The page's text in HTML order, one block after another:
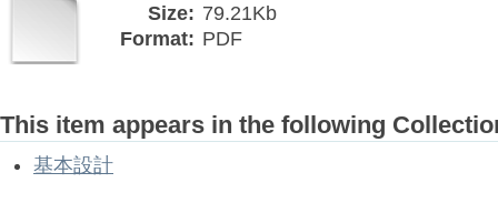
Size: 79.21Kb
Format: PDF
This item appears in the following
基本設計